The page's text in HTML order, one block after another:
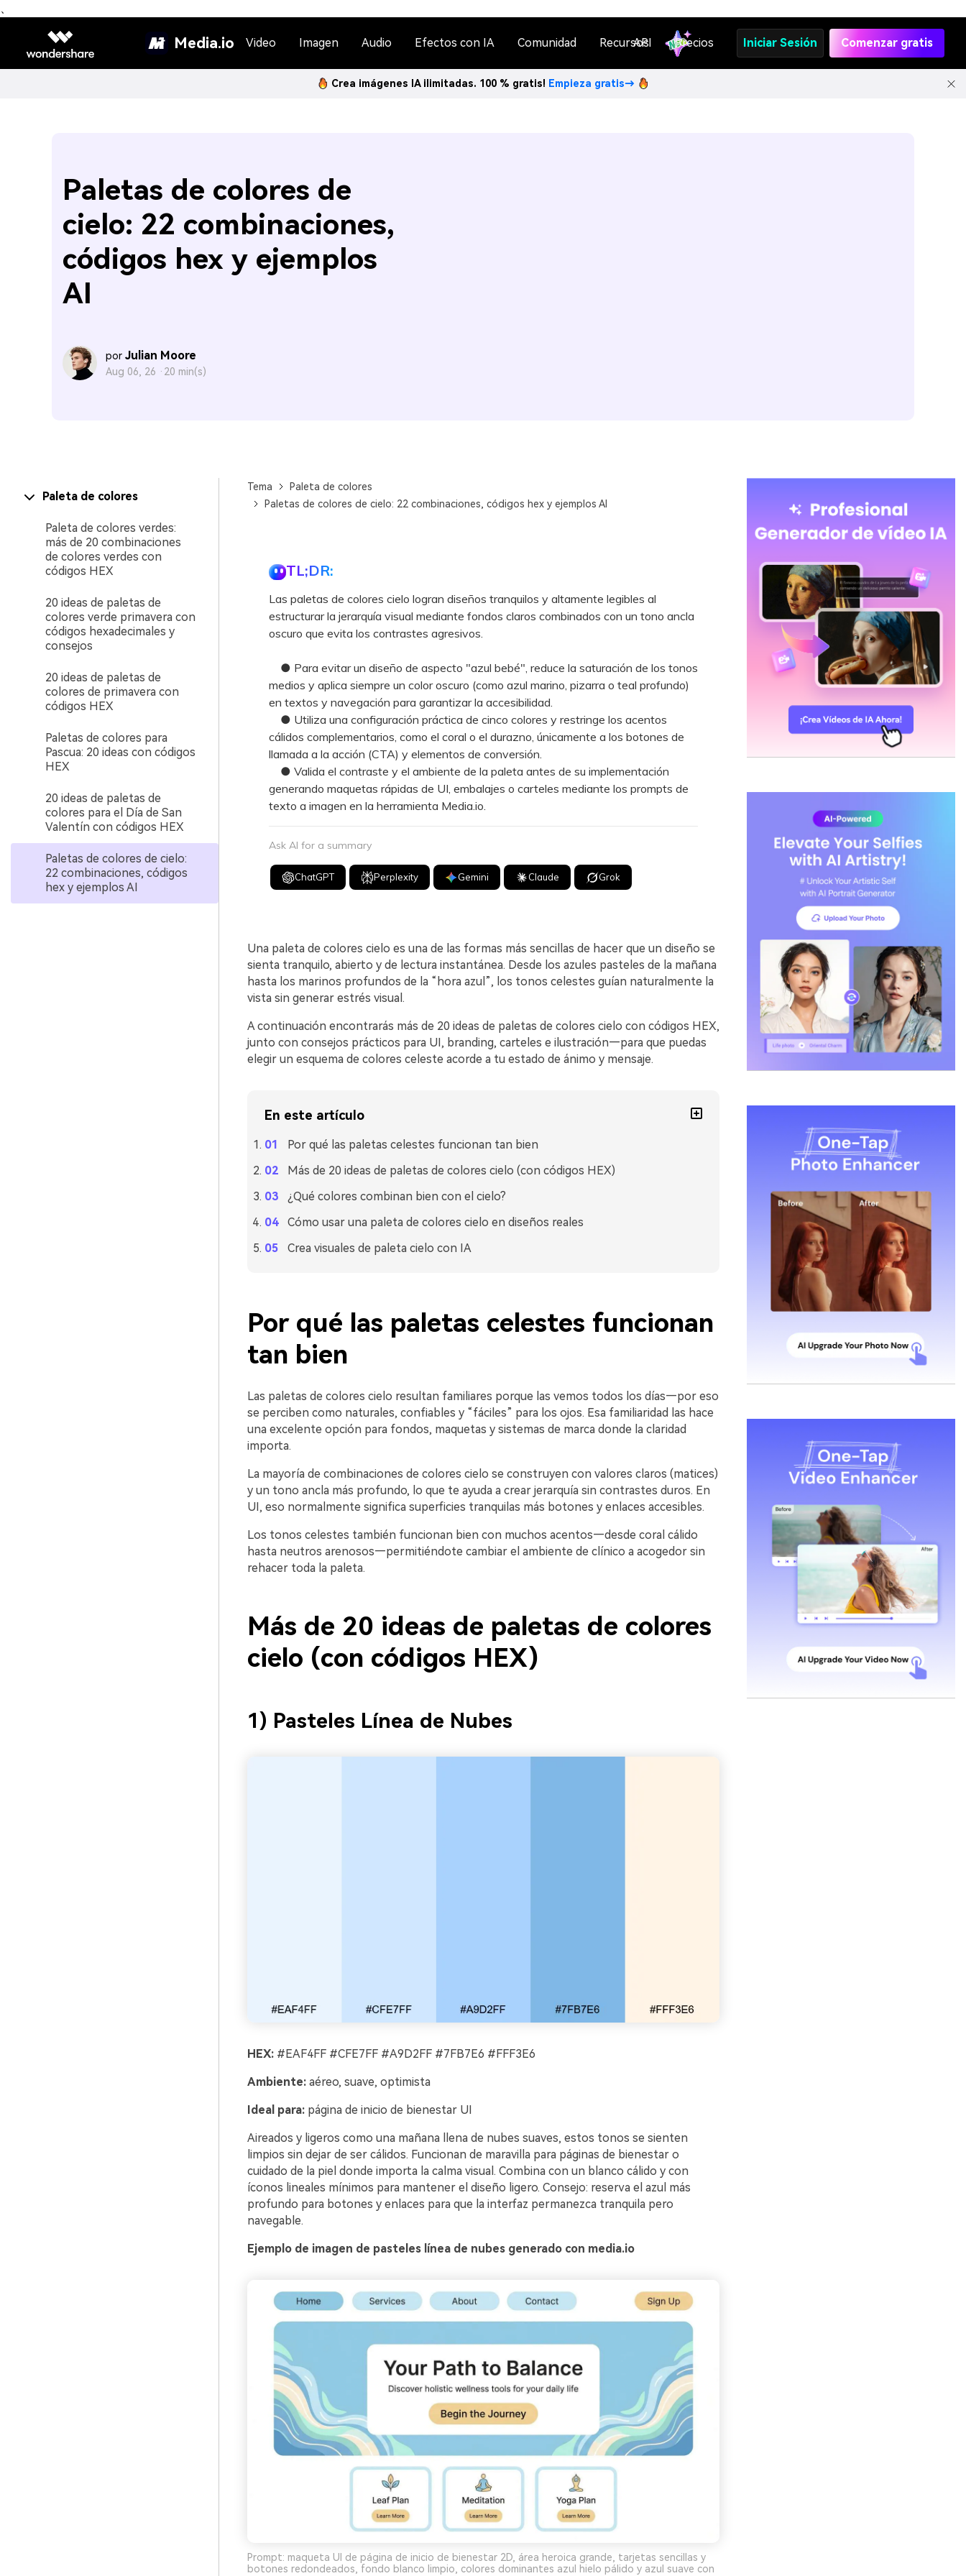
、
Media.io Video Imagen Audio Efectos con IA Comunidad Recursos
API Precios Iniciar Sesión Comenzar gratis
Crea imágenes IA ilimitadas. 100 % gratis! Empieza gratis→
Paletas de colores de
cielo: 22 combinaciones,
códigos hex y ejemplos
AI
por Julian Moore
Aug 06, 26 · 20 min(s)
Paleta de colores
Paleta de colores verdes:
más de 20 combinaciones
de colores verdes con
códigos HEX
20 ideas de paletas de
colores verde primavera con
códigos hexadecimales y
consejos
20 ideas de paletas de
colores de primavera con
códigos HEX
Paletas de colores para
Pascua: 20 ideas con códigos
HEX
20 ideas de paletas de
colores para el Día de San
Valentín con códigos HEX
Paletas de colores de cielo:
22 combinaciones, códigos
hex y ejemplos AI
Tema
Paleta de colores
Paletas de colores de cielo: 22 combinaciones, códigos hex y ejemplos AI
TL;DR:
Las paletas de colores cielo logran diseños tranquilos y altamente legibles al
estructurar la jerarquía visual mediante fondos claros combinados con un tono ancla
oscuro que evita los contrastes agresivos.
● Para evitar un diseño de aspecto "azul bebé", reduce la saturación de los tonos
medios y aplica siempre un color oscuro (como azul marino, pizarra o teal profundo)
en textos y navegación para garantizar la accesibilidad.
● Utiliza una configuración práctica de cinco colores y restringe los acentos
cálidos complementarios, como el coral o el durazno, únicamente a los botones de
llamada a la acción (CTA) y elementos de conversión.
● Valida el contraste y el ambiente de la paleta antes de su implementación
generando maquetas rápidas de UI, embalajes o carteles mediante los prompts de
texto a imagen en la herramienta Media.io.
Ask AI for a summary
ChatGPT Perplexity Gemini Claude Grok
Una paleta de colores cielo es una de las formas más sencillas de hacer que un diseño se
sienta tranquilo, abierto y de lectura instantánea. Desde los azules pasteles de la mañana
hasta los marinos profundos de la “hora azul”, los tonos celestes guían naturalmente la
vista sin generar estrés visual.
A continuación encontrarás más de 20 ideas de paletas de colores cielo con códigos HEX,
junto con consejos prácticos para UI, branding, carteles e ilustración—para que puedas
elegir un esquema de colores celeste acorde a tu estado de ánimo y mensaje.
En este artículo
Por qué las paletas celestes funcionan tan bien
Más de 20 ideas de paletas de colores cielo (con códigos HEX)
¿Qué colores combinan bien con el cielo?
Cómo usar una paleta de colores cielo en diseños reales
Crea visuales de paleta cielo con IA
Por qué las paletas celestes funcionan
tan bien
Las paletas de colores cielo resultan familiares porque las vemos todos los días—por eso
se perciben como naturales, confiables y “fáciles” para los ojos. Esa familiaridad las hace
una excelente opción para fondos, maquetas y sistemas de marca donde la claridad
importa.
La mayoría de combinaciones de colores cielo se construyen con valores claros (matices)
y un tono ancla más profundo, lo que te ayuda a crear jerarquía sin contrastes duros. En
UI, eso normalmente significa superficies tranquilas más botones y enlaces accesibles.
Los tonos celestes también funcionan bien con muchos acentos—desde coral cálido
hasta neutros arenosos—permitiéndote cambiar el ambiente de clínico a acogedor sin
rehacer toda la paleta.
Más de 20 ideas de paletas de colores
cielo (con códigos HEX)
1) Pasteles Línea de Nubes
HEX:#EAF4FF #CFE7FF #A9D2FF #7FB7E6 #FFF3E6
Ambiente:aéreo, suave, optimista
Ideal para:página de inicio de bienestar UI
Aireados y ligeros como una mañana llena de nubes suaves, estos tonos se sienten
limpios sin dejar de ser cálidos. Funcionan de maravilla para páginas de bienestar o
cuidado de la piel donde importa la calma visual. Combina con un blanco cálido y con
íconos lineales mínimos para mantener el diseño ligero. Consejo: reserva el azul más
profundo para botones y enlaces para que la interfaz permanezca tranquila pero
navegable.
Ejemplo de imagen de pasteles línea de nubes generado con media.io
Prompt: maqueta UI de página de inicio de bienestar 2D, área heroica grande, tarjetas sencillas y
botones redondeados, fondo blanco limpio, colores dominantes azul hielo pálido y azul suave con